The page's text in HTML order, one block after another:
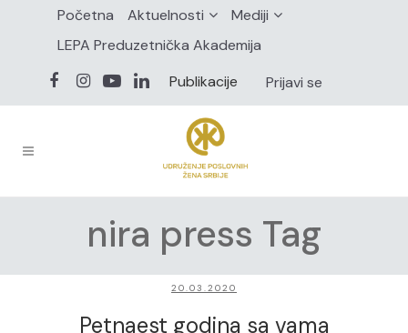
Početna Aktuelnosti
Mediji
LEPA Preduzetnička Akademija
Publikacije
Prijavi se
nira press Tag
20.03.2020
Petnaest godina sa vama